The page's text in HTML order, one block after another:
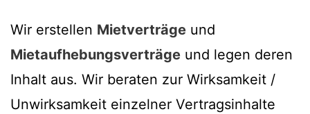
Wir erstellen Mietverträge und
Mietaufhebungsverträge und legen deren
Inhalt aus. Wir beraten zur Wirksamkeit /
Unwirksamkeit einzelner Vertragsinhalte